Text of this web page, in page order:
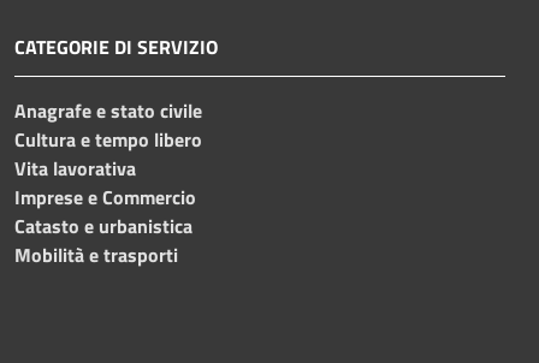
CATEGORIE DI SERVIZIO
Anagrafe e stato civile
Cultura e tempo libero
Vita lavorativa
Imprese e Commercio
Catasto e urbanistica
Mobilità e trasporti